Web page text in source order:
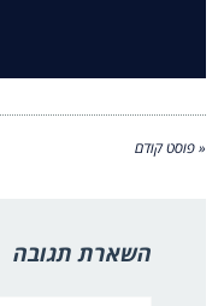
« פוסט קודם
השארת תגובה